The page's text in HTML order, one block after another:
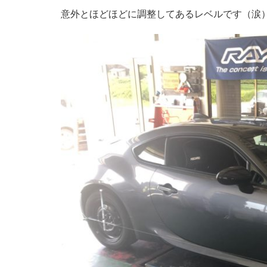
意外とほどほどに調整してあるレベルです（涙